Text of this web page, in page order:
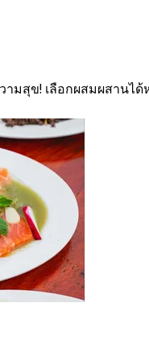
มสุข! เลือกผสมผสานไ